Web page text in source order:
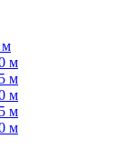
м
м
м
м
м
м